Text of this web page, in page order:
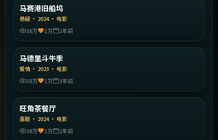
精选
马赛港旧船坞
悬疑 · 2024· 电影
38万
1万 2年前
精选
马德里斗牛季
爱情 · 2023 · 电影
38万
1万 3年前
精选
旺角茶餐厅
喜剧 · 2024· 电影
38万
1万 2年前